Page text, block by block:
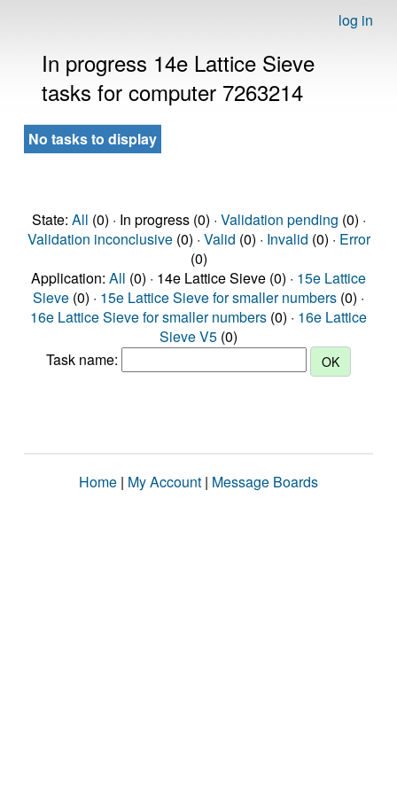
log in
In progress 14e Lattice Sieve
tasks for computer 7263214
No tasks to display
State: All (0) · In progress (0) · Validation pending (0) ·
Validation inconclusive(0) · Valid (0) · Invalid (0) · Error
(0)
Application: All (0) · 14e Lattice Sieve (0) · 15e Lattice
Sieve (0) · 15e Lattice Sieve for smaller numbers (0) ·
16e Lattice Sieve for smaller numbers (0) · 16e Lattice
Sieve V5 (0)
Task name:
Home | My Account | Message Boards